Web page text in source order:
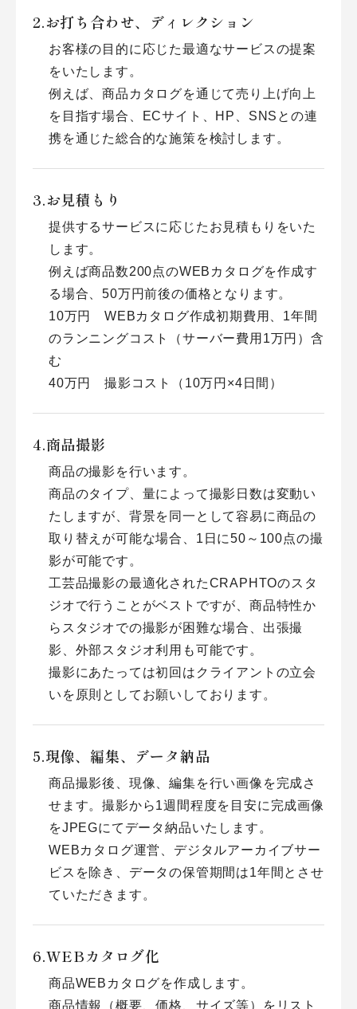
お打ち合わせ、ディレクション
お客様の目的に応じた最適なサービスの提案
をいたします。
例えば、商品カタログを通じて売り上げ向上
を目指す場合、ECサイト、HP、SNSとの連
携を通じた総合的な施策を検討します。
お見積もり
提供するサービスに応じたお見積もりをいた
します。
例えば商品数200点のWEBカタログを作成す
る場合、50万円前後の価格となります。
10万円 WEBカタログ作成初期費用、1年間
のランニングコスト（サーバー費用1万円）含
む
40万円 撮影コスト（10万円×4日間）
商品撮影
商品の撮影を行います。
商品のタイプ、量によって撮影日数は変動い
たしますが、背景を同一として容易に商品の
取り替えが可能な場合、1日に50～100点の撮
影が可能です。
工芸品撮影の最適化されたCRAPHTOのスタ
ジオで行うことがベストですが、商品特性か
らスタジオでの撮影が困難な場合、出張撮
影、外部スタジオ利用も可能です。
撮影にあたっては初回はクライアントの立会
いを原則としてお願いしております。
現像、編集、データ納品
商品撮影後、現像、編集を行い画像を完成さ
せます。撮影から1週間程度を目安に完成画像
をJPEGにてデータ納品いたします。
WEBカタログ運営、デジタルアーカイブサー
ビスを除き、データの保管期間は1年間とさせ
ていただきます。
WEBカタログ化
商品WEBカタログを作成します。
商品情報（概要、価格、サイズ等）をリスト